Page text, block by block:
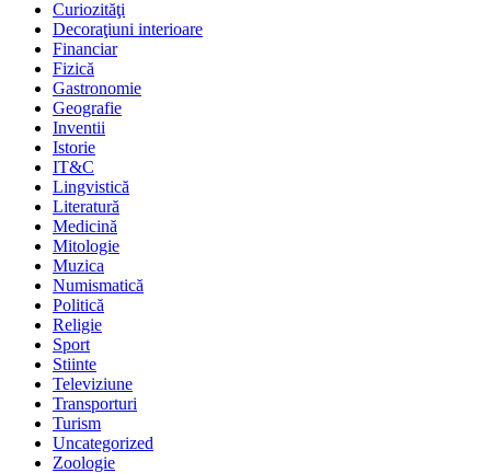
Curiozităţi
Decoraţiuni interioare
Financiar
Fizică
Gastronomie
Geografie
Inventii
Istorie
IT&C
Lingvistică
Literatură
Medicină
Mitologie
Muzica
Numismatică
Politică
Religie
Sport
Stiinte
Televiziune
Transporturi
Turism
Uncategorized
Zoologie